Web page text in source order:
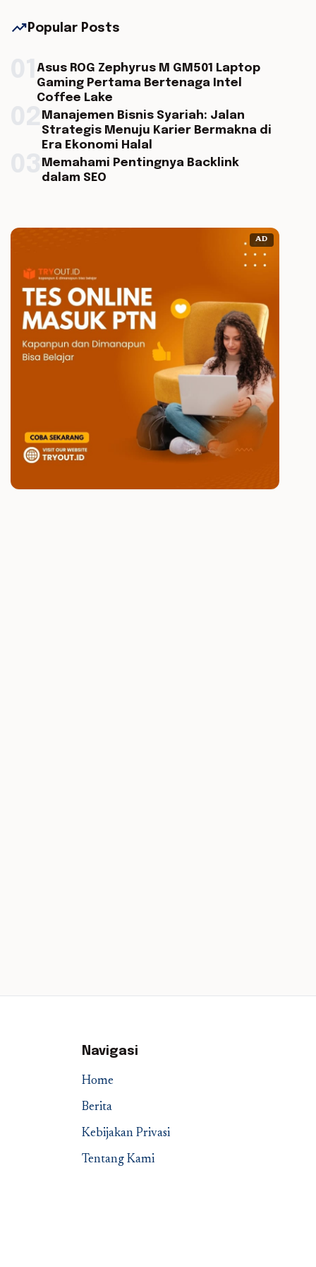
trending_up Popular Posts
Asus ROG Zephyrus M GM501 Laptop
Gaming Pertama Bertenaga Intel
Coffee Lake
Manajemen Bisnis Syariah: Jalan
Strategis Menuju Karier Bermakna di
Era Ekonomi Halal
Memahami Pentingnya Backlink
dalam SEO
AD
Navigasi
Home
Berita
Kebijakan Privasi
Tentang Kami